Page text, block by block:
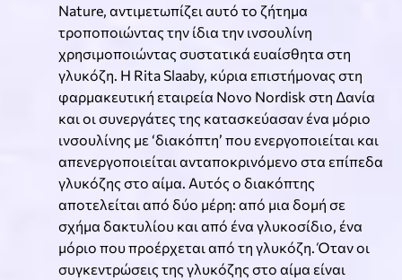
Nature, αντιμετωπίζει αυτό το ζήτημα
τροποποιώντας την ίδια την ινσουλίνη
χρησιμοποιώντας συστατικά ευαίσθητα στη
γλυκόζη. Η Rita Slaaby, κύρια επιστήμονας στη
φαρμακευτική εταιρεία Novo Nordisk στη Δανία
και οι συνεργάτες της κατασκεύασαν ένα μόριο
ινσουλίνης με ‘διακόπτη’ που ενεργοποιείται και
απενεργοποιείται ανταποκρινόμενο στα επίπεδα
γλυκόζης στο αίμα. Αυτός ο διακόπτης
αποτελείται από δύο μέρη: από μια δομή σε
σχήμα δακτυλίου και από ένα γλυκοσίδιο, ένα
μόριο που προέρχεται από τη γλυκόζη. Όταν οι
συγκεντρώσεις της γλυκόζης στο αίμα είναι